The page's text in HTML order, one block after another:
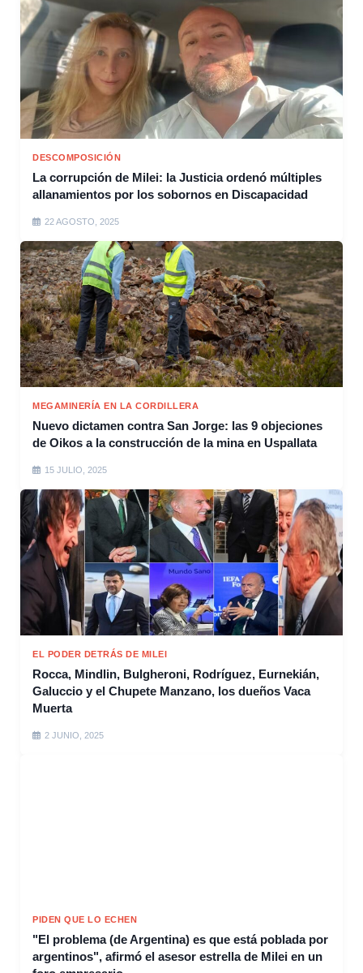
DESCOMPOSICIÓN
La corrupción de Milei: la Justicia ordenó múltiples
allanamientos por los sobornos en Discapacidad
22 AGOSTO, 2025
MEGAMINERÍA EN LA CORDILLERA
Nuevo dictamen contra San Jorge: las 9 objeciones
de Oikos a la construcción de la mina en Uspallata
15 JULIO, 2025
EL PODER DETRÁS DE MILEI
Rocca, Mindlin, Bulgheroni, Rodríguez, Eurnekián,
Galuccio y el Chupete Manzano, los dueños Vaca
Muerta
2 JUNIO, 2025
PIDEN QUE LO ECHEN
"El problema (de Argentina) es que está poblada por
argentinos", afirmó el asesor estrella de Milei en un